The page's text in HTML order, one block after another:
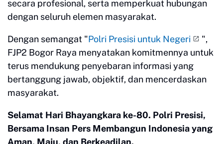
secara profesional, serta memperkuat hubungan
dengan seluruh elemen masyarakat.
Dengan semangat "Polri Presisi untuk Negeri
",
FJP2 Bogor Raya menyatakan komitmennya untuk
terus mendukung penyebaran informasi yang
bertanggung jawab, objektif, dan mencerdaskan
masyarakat.
Selamat Hari Bhayangkara ke-80. Polri Presisi,
Bersama Insan Pers Membangun Indonesia yang
Aman, Maju, dan Berkeadilan.